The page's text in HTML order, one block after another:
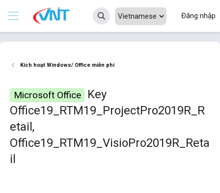
Đăng nhập
Kích hoạt Windows/ Office miễn phí
Microsoft Office
Key
Office19_RTM19_ProjectPro2019R_R
etail,
Office19_RTM19_VisioPro2019R_Reta
il